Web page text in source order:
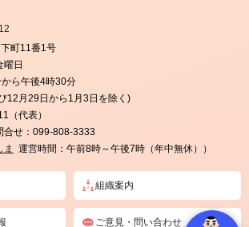
町11番1号
曜日
ら午後4時30分
12月29日から1月3日を除く)
（代表）
せ： 099-808-3333
ま 運営時間：午前8時～午後7時（年中無休））
組織案内
ご意見・問い合わせ